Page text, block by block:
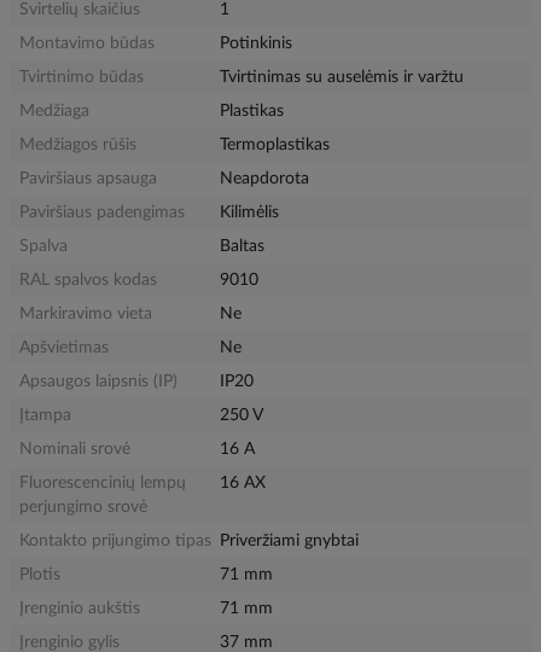
Svirtelių skaičius
1
Montavimo būdas
Potinkinis
Tvirtinimo būdas
Tvirtinimas su auselėmis ir varžtu
Medžiaga
Plastikas
Medžiagos rūšis
Termoplastikas
Paviršiaus apsauga
Neapdorota
Paviršiaus padengimas
Kilimėlis
Spalva
Baltas
RAL spalvos kodas
9010
Markiravimo vieta
Ne
Apšvietimas
Ne
Apsaugos laipsnis (IP)
IP20
Įtampa
250 V
Nominali srovė
16 A
Fluorescencinių lempų
perjungimo srovė
16 AX
Kontakto prijungimo tipas
Priveržiami gnybtai
Plotis
71 mm
Įrenginio aukštis
71 mm
Įrenginio gylis
37 mm